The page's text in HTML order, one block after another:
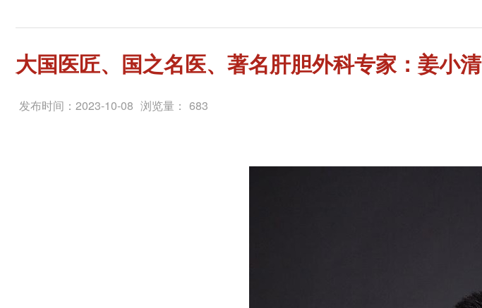
大国医匠、国之名医、著名肝胆外科专家：姜小清
发布时间：2023-10-08 浏览量： 683